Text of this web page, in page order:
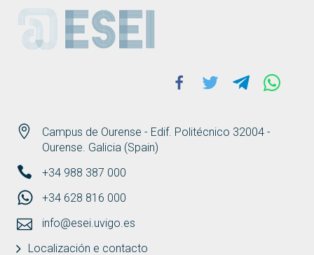
ESEI
Campus de Ourense - Edif. Politécnico 32004 -
Ourense. Galicia (Spain)
+34 988 387 000
+34 628 816 000
info@esei.uvigo.es
Localización e contacto
Facebook
Twitter Telegram